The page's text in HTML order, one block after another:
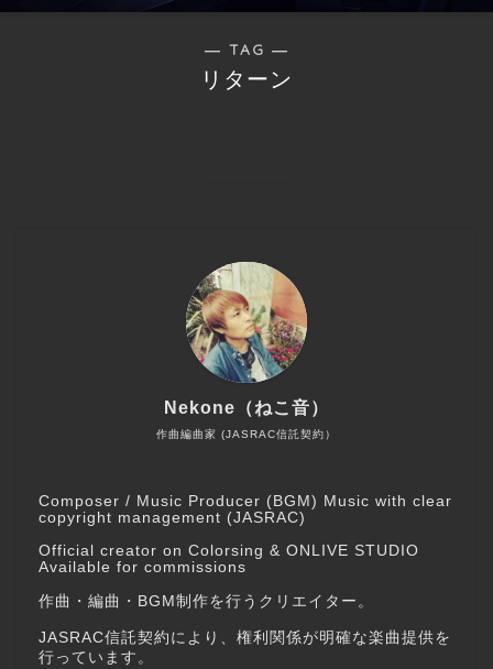
― TAG ―
リターン
作曲編曲家 (JASRAC信託契約）
Nekone（ねこ音）
Composer / Music Producer (BGM) Music with clear
copyright management (JASRAC)
Official creator on Colorsing & ONLIVE STUDIO
Available for commissions
作曲・編曲・BGM制作を行うクリエイター。
JASRAC信託契約により、権利関係が明確な楽曲提供を
行っています。